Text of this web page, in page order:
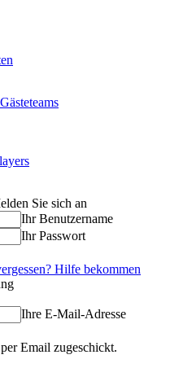
Sie sich an
Ihr Benutzername
Ihr Passwort
Hilfe bekommen
Ihre E-Mail-Adresse
Email zugeschickt.